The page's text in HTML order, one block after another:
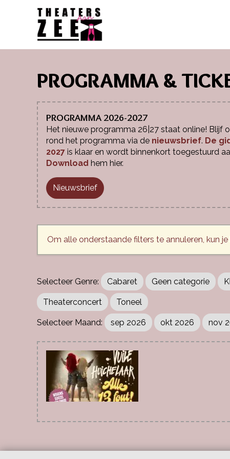
PROGRAMMA &
PROGRAMMA 2026-2027
Het nieuwe programma 26|27 staat online! Blijf
rond het programma via de nieuwsbrief. De
2027 is klaar en wordt binnenkort toegestuurd
Download hem hier.
Nieuwsbrief
Om alle onderstaande filters te annuleren, kun je
Cabaret Geen categorie
Theaterconcert Toneel
sep 2026 okt 2026 nov